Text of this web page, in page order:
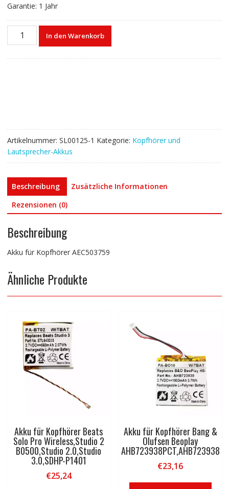
Garantie: 1 Jahr
Akku
In den Warenkorb
Artikelnummer: SL00125-1 Kategorie: Kopfhörer und
Lautsprecher-Akkus
Beschreibung
Zusätzliche Informationen
Rezensionen (0)
Beschreibung
Akku für Kopfhörer AEC503759
Ähnliche Produkte
Akku für Kopfhörer Beats
Solo Pro Wireless,Studio 2
B0500,Studio 2.0,Studio
3.0,SDHP-P1401
€25,24
Akku für Kopfhörer Bang &
Olufsen Beoplay
AHB723938PCT,AHB723938
€23,16